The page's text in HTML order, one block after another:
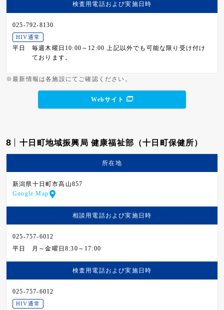
検査用電話および実施日時
025-792-8130
HIV通常
平日
毎週木曜日10:00～12:00 上記以外でも可能な限り受け付け
ております。
※最新情報は各施設にてご確認ください。
Webサイト
8 十日町地域振興局 健康福祉部（十日町保健所）
所在地
新潟県十日町市高山857
Google Map
相談用電話および実施日時
025-757-6012
平日
月～金曜日8:30～17:00
検査用電話および実施日時
025-757-6012
HIV通常